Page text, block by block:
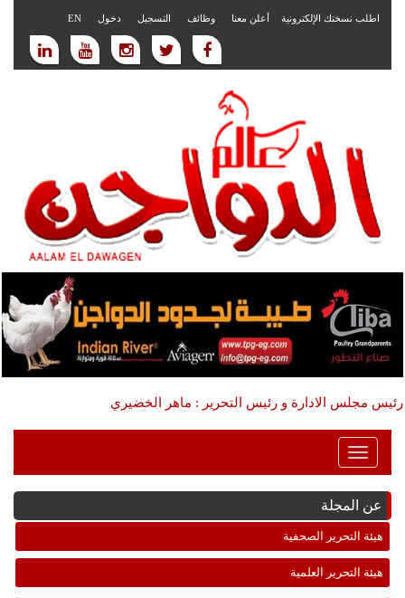
اطلب نسختك الإلكترونية أعلن معنا وظائف التسجيل دخول EN
رئيس مجلس الادارة و رئيس التحرير : ماهر الخضيري
Toggle
Navigation
عن المجلة
هيئة التحرير الصحفية
هيئة التحرير العلمية